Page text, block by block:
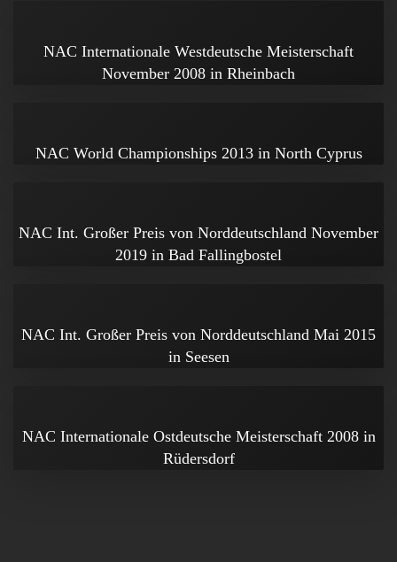
NAC Internationale Westdeutsche Meisterschaft
November 2008 in Rheinbach
NAC World Championships 2013 in North Cyprus
NAC Int. Großer Preis von Norddeutschland November
2019 in Bad Fallingbostel
NAC Int. Großer Preis von Norddeutschland Mai 2015
in Seesen
NAC Internationale Ostdeutsche Meisterschaft 2008 in
Rüdersdorf